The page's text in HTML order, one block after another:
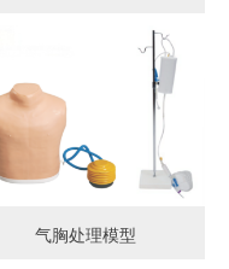
气胸处理模型